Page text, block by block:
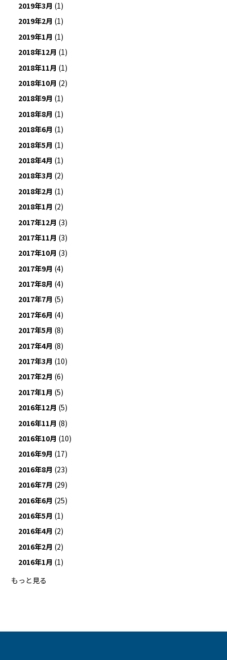
2019年3月 (1)
2019年2月 (1)
2019年1月 (1)
2018年12月 (1)
2018年11月 (1)
2018年10月 (2)
2018年9月 (1)
2018年8月 (1)
2018年6月 (1)
2018年5月 (1)
2018年4月 (1)
2018年3月 (2)
2018年2月 (1)
2018年1月 (2)
2017年12月 (3)
2017年11月 (3)
2017年10月 (3)
2017年9月 (4)
2017年8月 (4)
2017年7月 (5)
2017年6月 (4)
2017年5月 (8)
2017年4月 (8)
2017年3月 (10)
2017年2月 (6)
2017年1月 (5)
2016年12月 (5)
2016年11月 (8)
2016年10月 (10)
2016年9月 (17)
2016年8月 (23)
2016年7月 (29)
2016年6月 (25)
2016年5月 (1)
2016年4月 (2)
2016年2月 (2)
2016年1月 (1)
もっと見る